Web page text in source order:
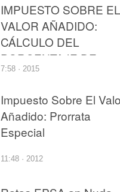
IMPUESTO SOBRE EL
VALOR AÑADIDO:
CÁLCULO DEL
PORCENTAJE DE
PRORRATA
7:58 · 2015
Impuesto Sobre El
Añadido: Prorrata
Especial
11:48 · 2012